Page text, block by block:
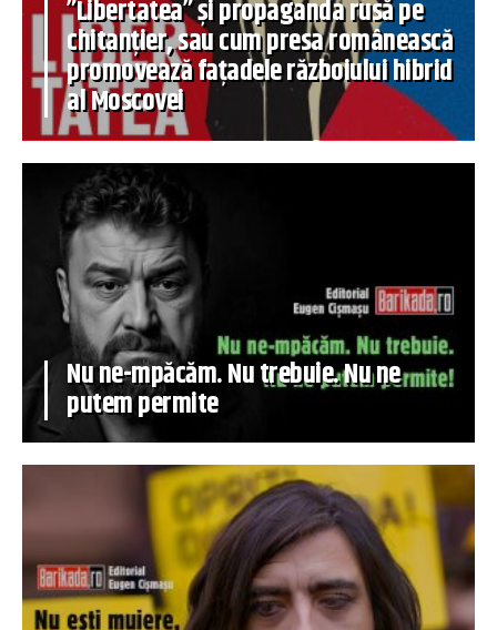
”Libertatea” și propaganda rusă pe
chitanțier, sau cum presa românească
promovează fațadele războiului hibrid
al Moscovei
Nu ne-mpăcăm. Nu trebuie. Nu ne
putem permite